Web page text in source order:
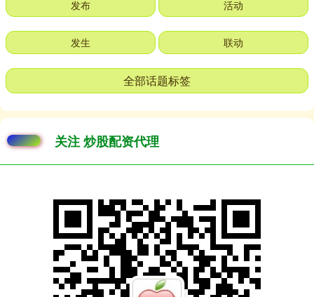
发布 活动
发生 联动
全部话题标签
关注 炒股配资代理